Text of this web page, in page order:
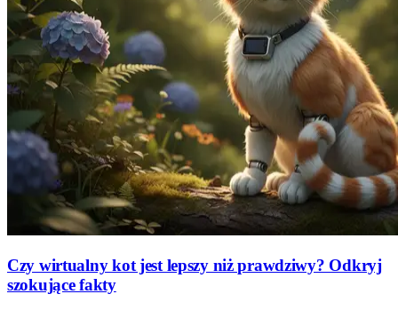
Czy wirtualny kot jest lepszy niż prawdziwy? Odkryj
szokujące fakty